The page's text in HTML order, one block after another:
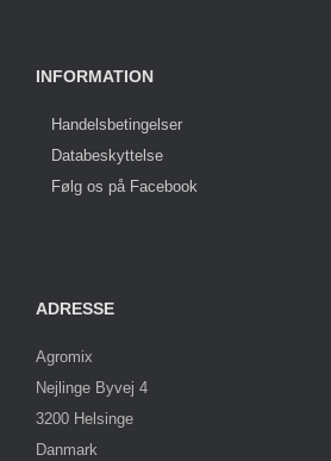
INFORMATION
Handelsbetingelser
Databeskyttelse
Følg os på Facebook
ADRESSE
Agromix
Nejlinge Byvej 4
3200 Helsinge
Danmark